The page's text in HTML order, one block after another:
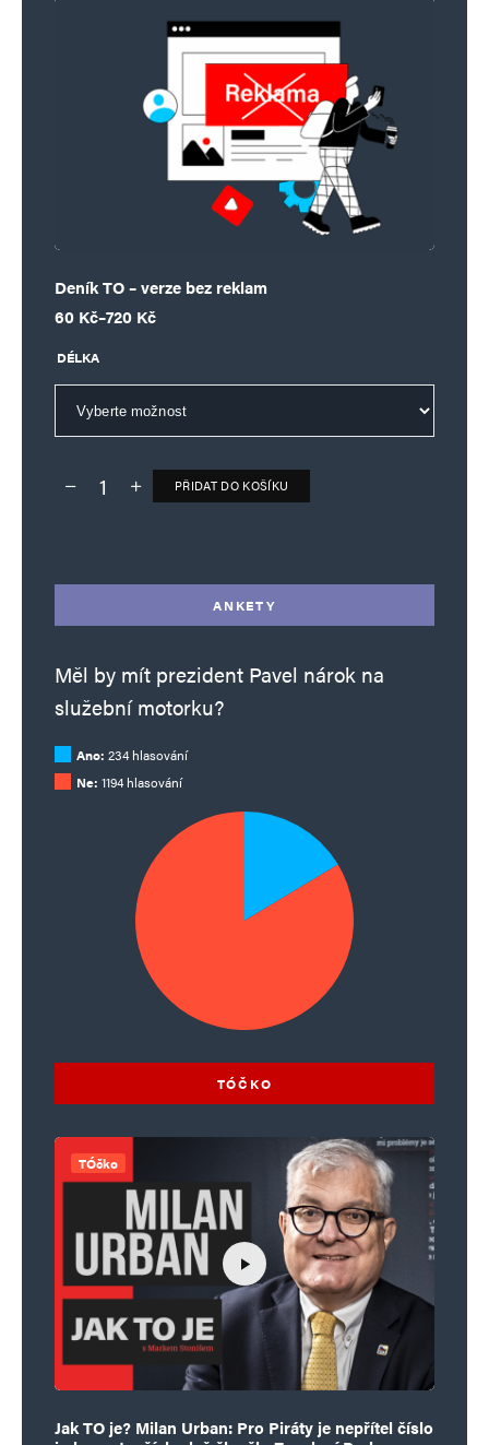
Deník TO – verze bez reklam
60 Kč–720 Kč
Rozpětí cen: 60 Kč až 720 Kč
DÉLKA
Deník TO – verze bez reklam množství
PŘIDAT DO KOŠÍKU
ANKETY
Měl by mít prezident Pavel nárok na
služební motorku?
Ano: 234 hlasování
Ne: 1194 hlasování
TÓČKO
TÓčko
Jak TO je? Milan Urban: Pro Piráty je nepřítel číslo